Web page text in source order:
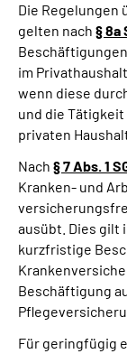
Die Regelungen
gelten nach § 8a
im
wenn diese
und die
privaten
Nach § 7 Abs. 1
Kranken- und
ausübt. Dies gilt
kurzfristige
Beschäftigung
Für geringfügig